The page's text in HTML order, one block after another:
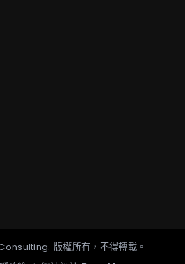
. 版權所有，不得轉載。